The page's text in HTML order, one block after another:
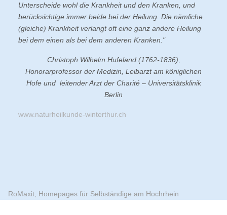
Unterscheide wohl die Krankheit und den Kranken, und
berücksichtige immer beide bei der Heilung. Die nämliche
(gleiche) Krankheit verlangt oft eine ganz andere Heilung
bei dem einen als bei dem anderen Kranken."
Christoph Wilhelm Hufeland (1762-1836),
Honorarprofessor der Medizin, Leibarzt am königlichen
Hofe und leitender Arzt der Charité – Universitätsklinik
Berlin
www.naturheilkunde-winterthur.ch
RoMaxit, Homepages für Selbständige am Hochrhein